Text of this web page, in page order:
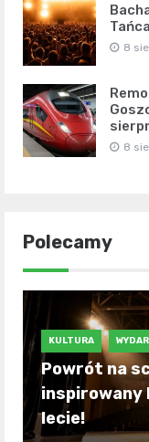
8
8
Polecamy
KULTURA
Powrót na
inspirowany
lecie!